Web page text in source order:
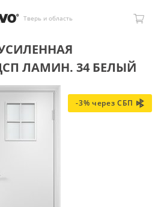
Тверь и область
УСИЛЕННАЯ
ЛАМИН. 34 БЕЛЫЙ
-3% через СБП